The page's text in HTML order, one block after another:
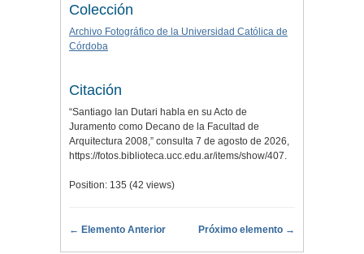
Colección
Archivo Fotográfico de la Universidad Católica de
Córdoba
Citación
“Santiago Ian Dutari habla en su Acto de
Juramento como Decano de la Facultad de
Arquitectura 2008,” consulta 7 de agosto de 2026,
https://fotos.biblioteca.ucc.edu.ar/items/show/407.
Position: 135 (42 views)
← Elemento Anterior Próximo elemento →